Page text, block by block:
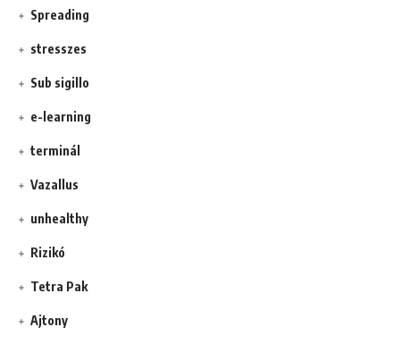
Spreading
stresszes
Sub sigillo
e-learning
terminál
Vazallus
unhealthy
Rizikó
Tetra Pak
Ajtony